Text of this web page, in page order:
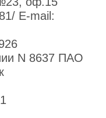
E-mail:
N 8637 ПАО